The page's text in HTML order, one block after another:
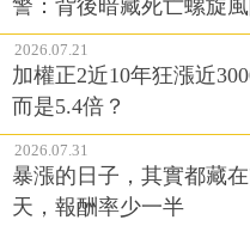
警：背後暗藏死亡螺旋
2026.07.21
加權正2近10年狂漲近
而是5.4倍？
2026.07.31
暴漲的日子，其實都藏
天，報酬率少一半